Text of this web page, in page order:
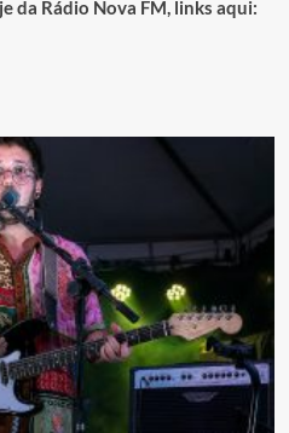
da Rádio Nova FM, links aqui: